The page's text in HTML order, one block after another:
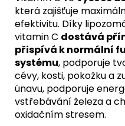
která zajišťuje
efektivitu. Díky
vitamin C dostává
přispívá k normální
systému, podporuje
cévy, kosti, pokožku a
únavu, podporuje
vstřebávání železa a
oxidačním stresem.